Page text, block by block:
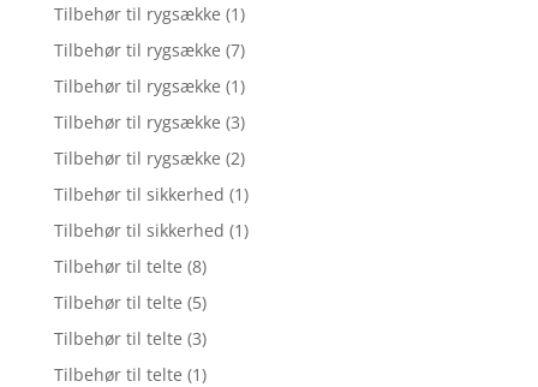
Tilbehør til rygsække (1)
Tilbehør til rygsække (7)
Tilbehør til rygsække (1)
Tilbehør til rygsække (3)
Tilbehør til rygsække (2)
Tilbehør til sikkerhed (1)
Tilbehør til sikkerhed (1)
Tilbehør til telte (8)
Tilbehør til telte (5)
Tilbehør til telte (3)
Tilbehør til telte (1)